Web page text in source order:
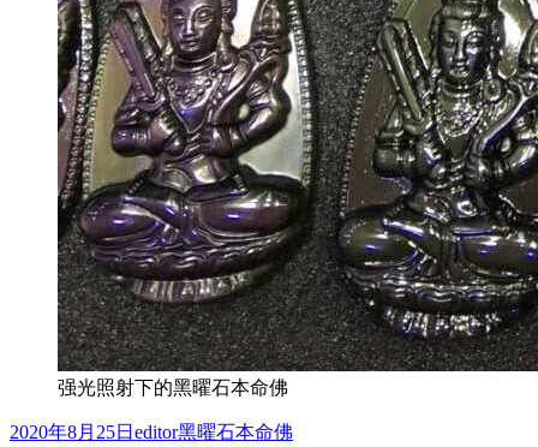
强光照射下的黑曜石本命佛
发
2020年8月25日 作
editor分
黑曜石本命佛